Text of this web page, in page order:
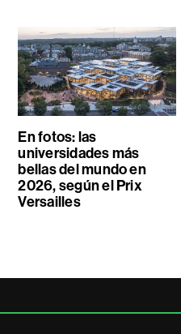
En fotos: las
universidades más
bellas del mundo en
2026, según el Prix
Versailles